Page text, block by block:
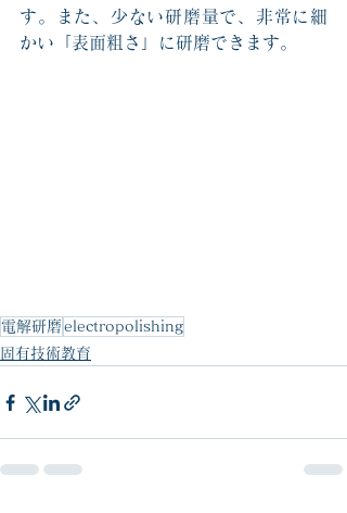
す。また、少ない研磨量で、非常に細
かい「表面粗さ」に研磨できます。
電解研磨 electropolishing
固有技術教育